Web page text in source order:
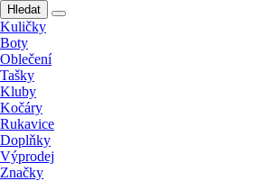
Hledat
Kuličky
Boty
Oblečení
Tašky
Kluby
Kočáry
Rukavice
Doplňky
Výprodej
Značky